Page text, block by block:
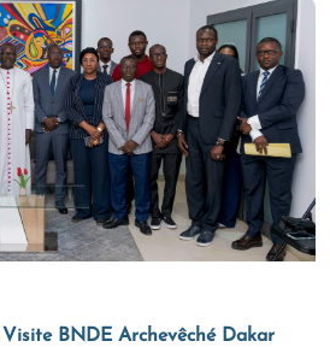
BNDE Archevêché Dakar